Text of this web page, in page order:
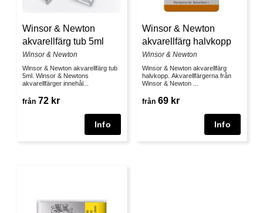
Winsor & Newton
akvarellfärg tub 5ml
Winsor & Newton
Winsor & Newton akvarellfärg tub
5ml. Winsor & Newtons
akvarellfärger innehål...
från 72 kr
Winsor & Newton
akvarellfärg halvkopp
Winsor & Newton
Winsor & Newton akvarellfärg
halvkopp. Akvarellfärgerna från
Winsor & Newton ...
från 69 kr